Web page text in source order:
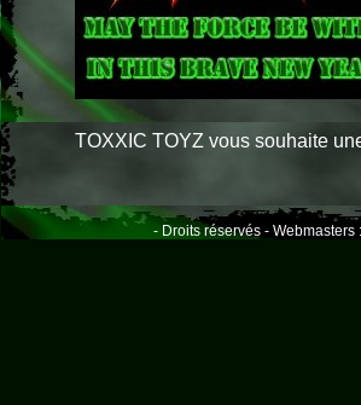
TOXXIC TOYZ vous souhaite
- Droits réservés - Webmasters